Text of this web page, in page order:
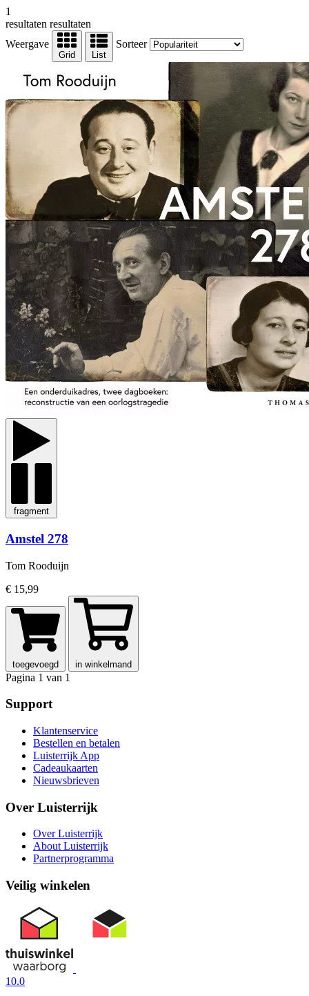
1
resultaten resultaten
Weergave
Grid List
Sorteer
fragment
Amstel 278
Tom Rooduijn
€ 15,99
toegevoegd in winkelmand
Pagina 1 van 1
Support
Klantenservice
Bestellen en betalen
Luisterrijk App
Cadeaukaarten
Nieuwsbrieven
Over Luisterrijk
Over Luisterrijk
About Luisterrijk
Partnerprogramma
Veilig winkelen
10.0